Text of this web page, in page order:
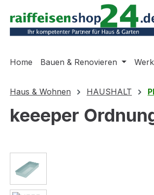
Hauptinhalt springen
Zur Suche springen
Zur Hauptnavigation springen
Home Bauen & Renovieren
Haus & Wohnen HAUSHALT
keeeper